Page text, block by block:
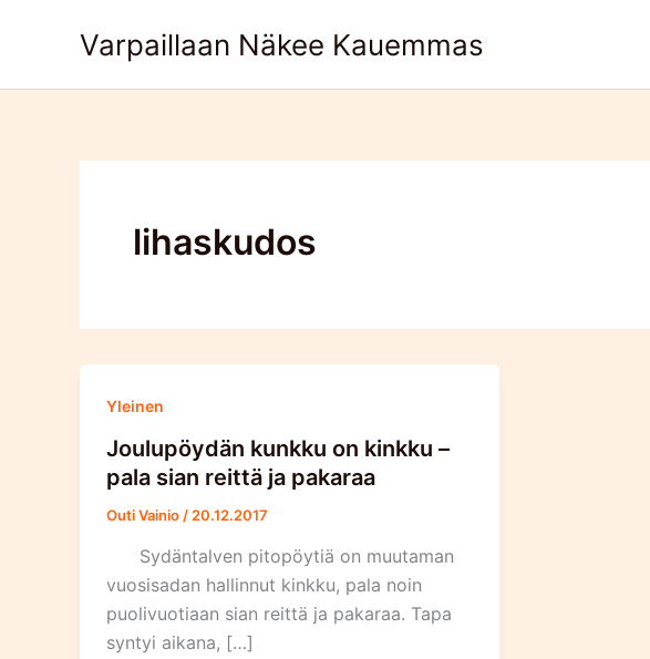
Varpaillaan Näkee Kauemmas
lihaskudos
Yleinen
Joulupöydän kunkku on kinkku –
pala sian reittä ja pakaraa
Outi Vainio / 20.12.2017
Sydäntalven pitopöytiä on muutaman
vuosisadan hallinnut kinkku, pala noin
puolivuotiaan sian reittä ja pakaraa. Tapa
syntyi aikana, […]